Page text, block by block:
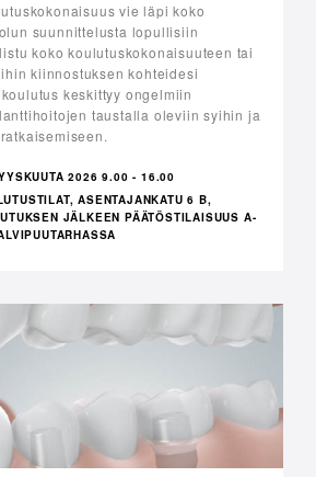
vie läpi koko
suunnittelusta lopullisiin
koko koulutuskokonaisuuteen tai
kiinnostuksen kohteidesi
keskittyy ongelmiin
taustalla oleviin syihin ja
2026 9.00 - 16.00
ASENTAJANKATU 6 B,
JÄLKEEN PÄÄTÖSTILAISUUS A-